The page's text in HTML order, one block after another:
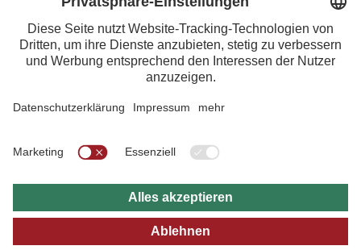
Tirol Werbung
Maria-Theresien-Straße 55 · 6020 Innsbruck
+43.512.5320-656· presse@tirol.at
RSS-Feeds
Impressum
Datenschutzerklärung
Barrierefreiheitserklärung
AGBs
FAQs
B2B
Instagram